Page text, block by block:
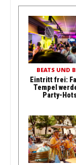
BEATS UND
Eintritt frei:
Tempel
Party-